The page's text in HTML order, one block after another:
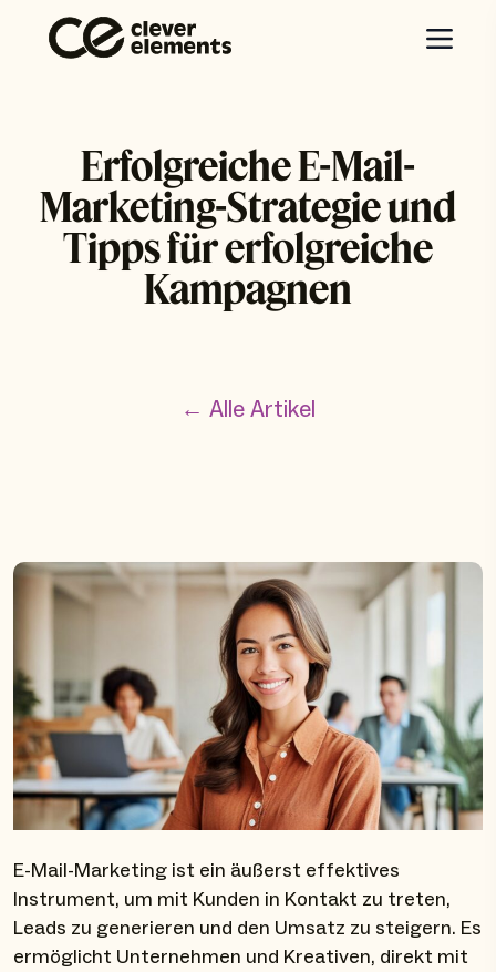
Erfolgreiche E-Mail-
Marketing-Strategie und
Tipps für erfolgreiche
Kampagnen
← Alle Artikel
E-Mail-Marketing ist ein äußerst effektives
Instrument, um mit Kunden in Kontakt zu treten,
Leads zu generieren und den Umsatz zu steigern. Es
ermöglicht Unternehmen und Kreativen, direkt mit